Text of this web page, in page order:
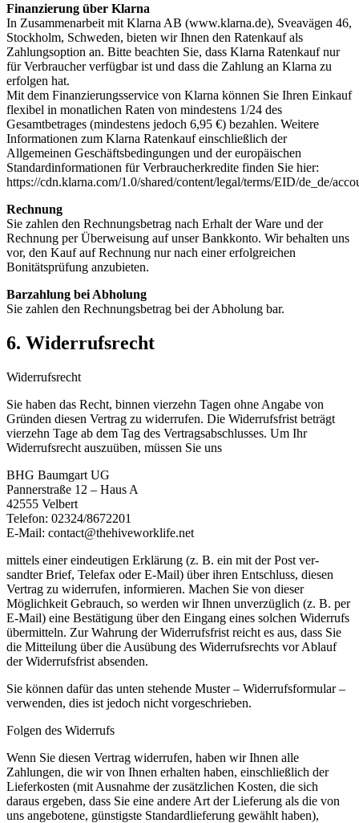
Finanzierung über Klarna
In Zusammenarbeit mit Klarna AB (www.klarna.de), Sveavägen 46,
Stockholm, Schweden, bieten wir Ihnen den Ratenkauf als
Zahlungsoption an. Bitte beachten Sie, dass Klarna Ratenkauf nur
für Verbraucher verfügbar ist und dass die Zahlung an Klarna zu
erfolgen hat.
Mit dem Finanzierungsservice von Klarna können Sie Ihren Einkauf
flexibel in monatlichen Raten von mindestens 1/24 des
Gesamtbetrages (mindestens jedoch 6,95 €) bezahlen. Weitere
Informationen zum Klarna Ratenkauf einschließlich der
Allgemeinen Geschäftsbedingungen und der europäischen
Standardinformationen für Verbraucherkredite finden Sie hier:
https://cdn.klarna.com/1.0/shared/content/legal/terms/EID/de_de/
Rechnung
Sie zahlen den Rechnungsbetrag nach Erhalt der Ware und der
Rechnung per Überweisung auf unser Bankkonto. Wir behalten uns
vor, den Kauf auf Rechnung nur nach einer erfolgreichen
Bonitätsprüfung anzubieten.
Barzahlung bei Abholung
Sie zahlen den Rechnungsbetrag bei der Abholung bar.
6. Widerrufsrecht
Widerrufsrecht
Sie haben das Recht, binnen vierzehn Tagen ohne Angabe von
Gründen diesen Vertrag zu widerrufen. Die Widerrufsfrist beträgt
vierzehn Tage ab dem Tag des Vertragsabschlusses. Um Ihr
Widerrufsrecht auszuüben, müssen Sie uns
BHG Baumgart UG
Pannerstraße 12 – Haus A
42555 Velbert
Telefon: 02324/8672201
E-Mail: contact@thehiveworklife.net
mittels einer eindeutigen Erklärung (z. B. ein mit der Post ver-
sandter Brief, Telefax oder E-Mail) über ihren Entschluss, diesen
Vertrag zu widerrufen, informieren. Machen Sie von dieser
Möglichkeit Gebrauch, so werden wir Ihnen unverzüglich (z. B. per
E-Mail) eine Bestätigung über den Eingang eines solchen Widerrufs
übermitteln. Zur Wahrung der Widerrufsfrist reicht es aus, dass Sie
die Mitteilung über die Ausübung des Widerrufsrechts vor Ablauf
der Widerrufsfrist absenden.
Sie können dafür das unten stehende Muster – Widerrufsformular –
verwenden, dies ist jedoch nicht vorgeschrieben.
Folgen des Widerrufs
Wenn Sie diesen Vertrag widerrufen, haben wir Ihnen alle
Zahlungen, die wir von Ihnen erhalten haben, einschließlich der
Lieferkosten (mit Ausnahme der zusätzlichen Kosten, die sich
daraus ergeben, dass Sie eine andere Art der Lieferung als die von
uns angebotene, günstigste Standardlieferung gewählt haben),